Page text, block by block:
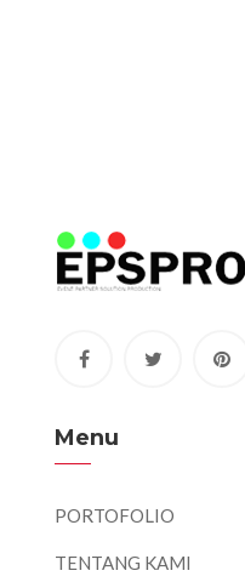
Menu
PORTOFOLIO
TENTANG KAMI